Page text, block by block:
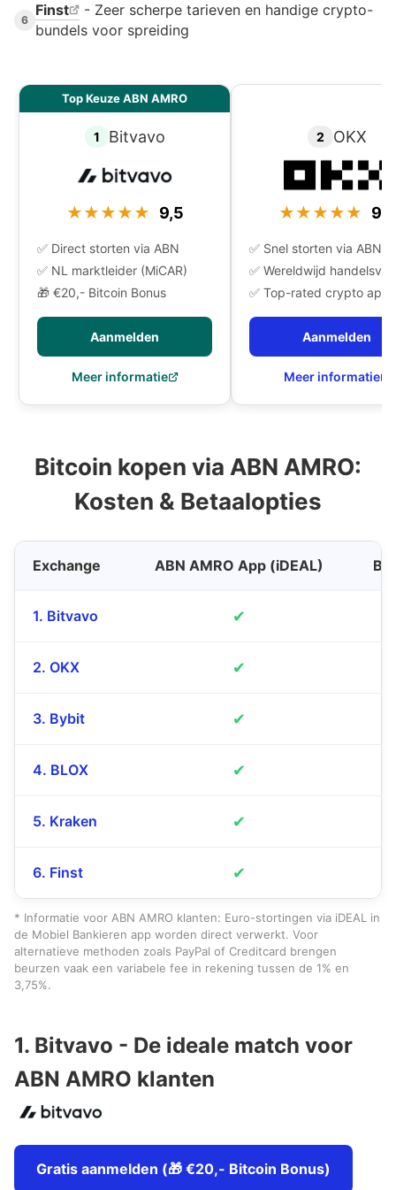
6
Finst
- Zeer scherpe tarieven en handige crypto-
bundels voor spreiding
Top Keuze ABN AMRO
1 Bitvavo
★★★★★ 9,5
✅ Direct storten via ABN
✅ NL marktleider (MiCAR)
🎁 €20,- Bitcoin Bonus
Aanmelden
Meer informatie
2 OKX
★★★★★ 9,4
✅ Snel storten via ABN
✅ Wereldwijd
✅ Top-rated crypto app
Aanmelden
Meer informatie
Bitcoin kopen via ABN AMRO:
Kosten & Betaalopties
Exchange ABN AMRO App (iDEAL)
1. Bitvavo ✔
2. OKX ✔
3. Bybit ✔
4. BLOX ✔
5. Kraken ✔
6. Finst ✔
* Informatie voor ABN AMRO klanten: Euro-stortingen via iDEAL in
de Mobiel Bankieren app worden direct verwerkt. Voor
alternatieve methoden zoals PayPal of Creditcard brengen
beurzen vaak een variabele fee in rekening tussen de 1% en
3,75%.
1. Bitvavo - De ideale match voor
ABN AMRO klanten
Gratis aanmelden (🎁 €20,- Bitcoin Bonus)